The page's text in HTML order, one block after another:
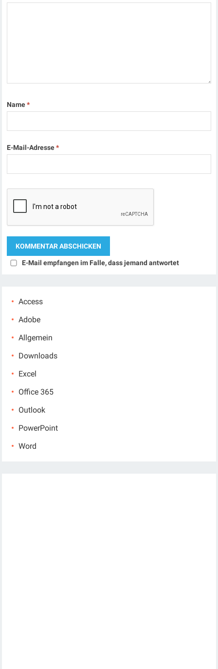
Name*
E-Mail-Adresse*
E-Mail empfangen im Falle, dass jemand antwortet
Access
Adobe
Allgemein
Downloads
Excel
Office 365
Outlook
PowerPoint
Word